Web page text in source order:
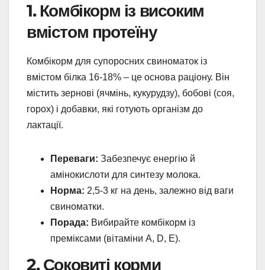
1. Комбікорм із високим
вмістом протеїну
Комбікорм для супоросних свиноматок із
вмістом білка 16-18% – це основа раціону. Він
містить зернові (ячмінь, кукурудзу), бобові (соя,
горох) і добавки, які готують організм до
лактації.
Переваги: Забезпечує енергію й
амінокислоти для синтезу молока.
Норма: 2,5-3 кг на день, залежно від ваги
свиноматки.
Порада: Вибирайте комбікорм із
преміксами (вітаміни А, D, Е).
2. Соковиті корми